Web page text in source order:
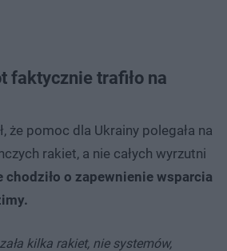
faktycznie trafiło na
że pomoc dla Ukrainy polegała na
rakiet, a nie całych wyrzutni
chodziło o zapewnienie wsparcia
kilka rakiet, nie systemów,